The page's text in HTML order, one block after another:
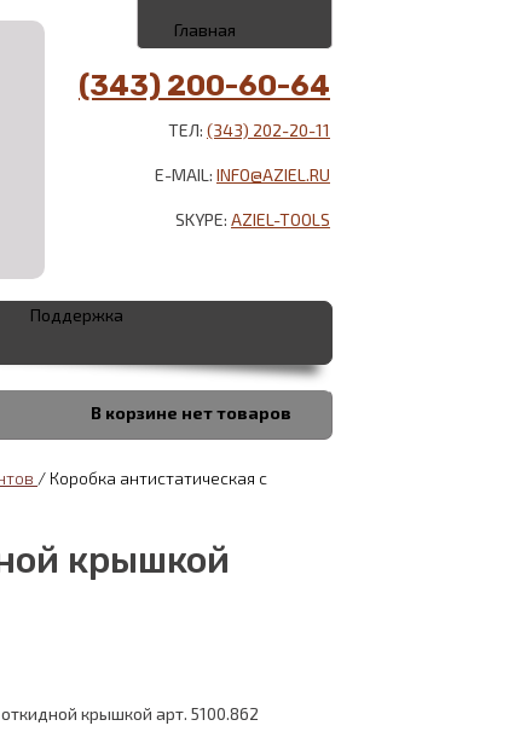
Главная
(343) 200-60-64
ТЕЛ: (343) 202-20-11
E-MAIL: INFO@AZIEL.RU
SKYPE: AZIEL-TOOLS
В корзине нет товаров
Поддержка
/ Коробка антистатическая с
крышкой
крышкой арт. 5100.862